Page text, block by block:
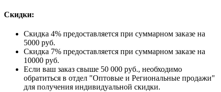
Скидки:
Скидка 4% предоставляется при суммарном заказе на
5000 руб.
Скидка 7% предоставляется при суммарном заказе на
10000 руб.
Если ваш заказ свыше 50 000 руб., необходимо
обратиться в отдел "Оптовые и Региональные продажи"
для получения индивидуальной скидки.